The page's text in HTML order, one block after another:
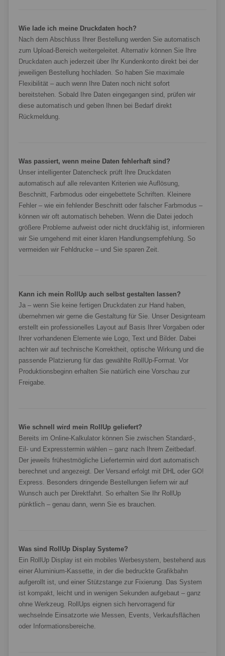
Wie lade ich meine Druckdaten hoch?
Nach dem Abschluss Ihrer Bestellung werden Sie automatisch
zum Upload-Bereich weitergeleitet. Alternativ können Sie Ihre
Druckdaten auch jederzeit über Ihr Kundenkonto direkt bei der
jeweiligen Bestellung hochladen. So haben Sie maximale
Flexibilität – auch wenn Ihre Daten noch nicht sofort
bereitstehen. Sobald Ihre Daten eingegangen sind, prüfen wir
diese automatisch und geben Ihnen bei Bedarf direkt
Rückmeldung.
Was passiert, wenn meine Daten fehlerhaft sind?
Unser intelligenter Datencheck prüft Ihre Druckdaten
automatisch auf alle relevanten Kriterien wie Auflösung,
Beschnitt, Farbmodus oder eingebettete Schriften. Kleinere
Fehler – wie ein fehlender Beschnitt oder falscher Farbmodus –
können wir oft automatisch beheben. Wenn die Datei jedoch
größere Probleme aufweist oder nicht druckfähig ist, informieren
wir Sie umgehend mit einer klaren Handlungsempfehlung. So
vermeiden wir Fehldrucke – und Sie sparen Zeit.
Kann ich mein RollUp auch selbst gestalten lassen?
Ja – wenn Sie keine fertigen Druckdaten zur Hand haben,
übernehmen wir gerne die Gestaltung für Sie. Unser Designteam
erstellt ein professionelles Layout auf Basis Ihrer Vorgaben oder
Ihrer vorhandenen Elemente wie Logo, Text und Bilder. Dabei
achten wir auf technische Korrektheit, optische Wirkung und die
passende Platzierung für das gewählte RollUp-Format. Vor
Produktionsbeginn erhalten Sie natürlich eine Vorschau zur
Freigabe.
Wie schnell wird mein RollUp geliefert?
Bereits im Online-Kalkulator können Sie zwischen Standard-,
Eil- und Expresstermin wählen – ganz nach Ihrem Zeitbedarf.
Der jeweils frühestmögliche Liefertermin wird dort automatisch
berechnet und angezeigt. Der Versand erfolgt mit DHL oder GO!
Express. Besonders dringende Bestellungen liefern wir auf
Wunsch auch per Direktfahrt. So erhalten Sie Ihr RollUp
pünktlich – genau dann, wenn Sie es brauchen.
Was sind RollUp Display Systeme?
Ein RollUp Display ist ein mobiles Werbesystem, bestehend aus
einer Aluminium-Kassette, in der die bedruckte Grafikbahn
aufgerollt ist, und einer Stützstange zur Fixierung. Das System
ist kompakt, leicht und in wenigen Sekunden aufgebaut – ganz
ohne Werkzeug. RollUps eignen sich hervorragend für
wechselnde Einsatzorte wie Messen, Events, Verkaufsflächen
oder Informationsbereiche.